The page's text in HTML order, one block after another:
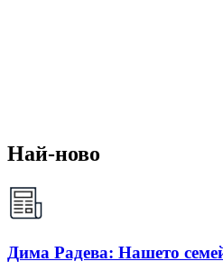
Най-ново
Дима Радева: Нашето